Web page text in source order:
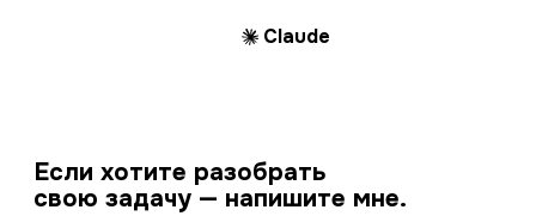
Claude
Если хотите разобрать
свою задачу — напишите мне.